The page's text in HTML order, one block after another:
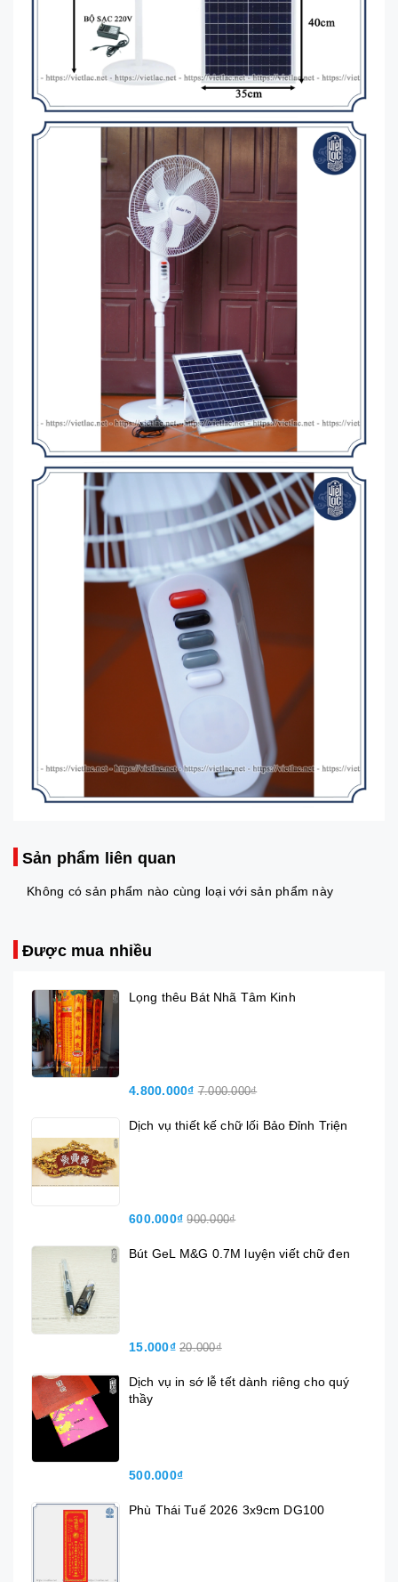
Sản phẩm liên quan
Không có sản phẩm nào cùng loại với sản phẩm này
Được mua nhiều
Lọng thêu Bát Nhã Tâm Kinh
4.800.000₫ 7.000.000₫
Dịch vụ thiết kế chữ lối Bảo Đỉnh Triện
600.000₫ 900.000₫
Bút GeL M&G 0.7M luyện viết chữ đen
15.000₫ 20.000₫
Dịch vụ in sớ lễ tết dành riêng cho quý
thầy
500.000₫
Phù Thái Tuế 2026 3x9cm DG100